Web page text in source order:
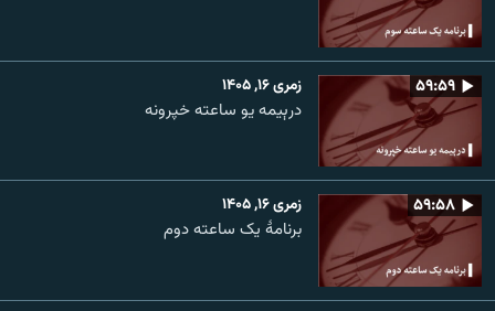
۵۹:۵۹ زمری ۱۶, ۱۴۰۵
درېیمه یو ساعته خپرونه
۵۹:۵۸ زمری ۱۶, ۱۴۰۵
برنامۀ یک ساعته دوم